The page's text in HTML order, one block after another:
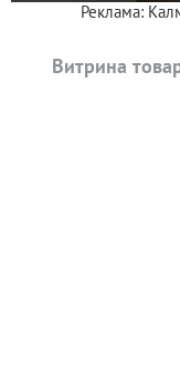
Реклама:
Витрина